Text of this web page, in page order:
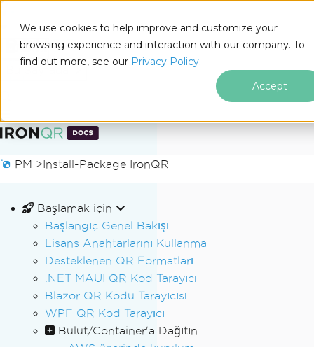
We use cookies to help improve and customize your
browsing experience and interaction with our company. To
find out more, see our Privacy Policy.
Accept
Altbilgi içeriğine atla
Docs
PM >Install-Package IronQR
Başlamak için
Başlangıç Genel Bakışı
Lisans Anahtarlarını Kullanma
Desteklenen QR Formatları
.NET MAUI QR Kod Tarayıcı
Blazor QR Kodu Tarayıcısı
WPF QR Kod Tarayıcı
Bulut/Container'a Dağıtın